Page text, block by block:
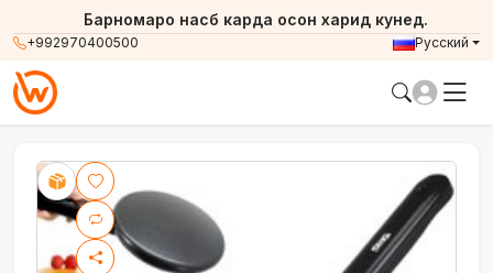
+992970400500
Барномаро насб карда осон харид кунед.
Русский